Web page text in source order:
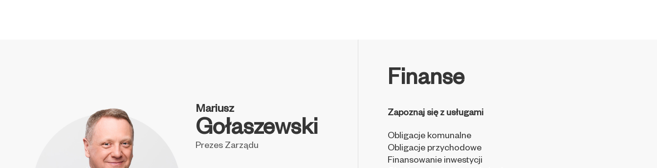
Mariusz
Gołaszewski
Prezes Zarządu
Finanse
Zapoznaj się z usługami
Obligacje komunalne
Obligacje przychodowe
Finansowanie inwestycji